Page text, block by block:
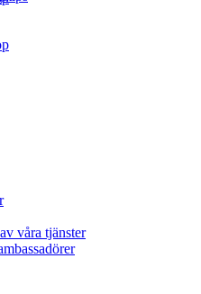
våra tjänster